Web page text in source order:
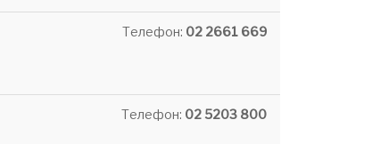
Телефон: 02 2661 669
Телефон: 02 5203 800